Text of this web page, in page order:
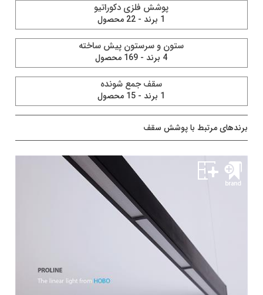
پوشش فلزی دکوراتیو
1 برند - 22 محصول
ستون و سرستون پیش ساخته
4 برند - 169 محصول
سقف جمع شونده
1 برند - 15 محصول
برندهای مرتبط با پوشش سقف